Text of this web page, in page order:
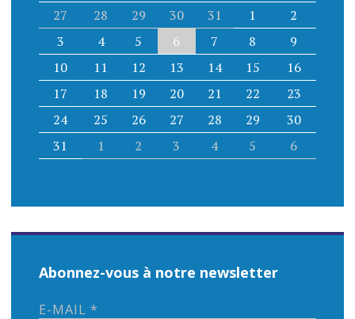
27
28 29 30 31 1
2
3
4 5 6 7 8
9
10
11 12 13 14 15
16
17
18 19 20 21 22
23
24
25 26 27 28 29
30
31
1 2 3 4 5 6
Abonnez-vous à notre newsletter
E-MAIL *